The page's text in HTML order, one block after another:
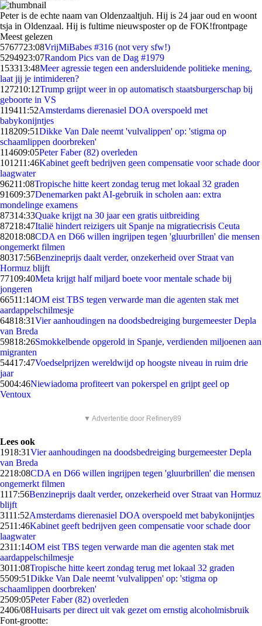
Peter is de echte naam van Oldenzaaltjuh. Hij is 24 jaar oud en woont
tsja in Oldenzaal. Hij is fultime nieuwsposter op de FOK!frontpage
Meest gelezen
5767723:08VrijMiBabes #316 (not very sfw!)
5294923:07Random Pics van de Dag #1979
153313:48Meer agressie tegen een andersluidende politieke mening,
laat jij je intimideren?
127210:12Trump grijpt weer in op automatisch staatsburgerschap bij
geboorte in VS
119411:52Amsterdams dierenasiel DOA overspoeld met
babykonijntjes
118209:51Dikke Van Dale neemt 'vulvalippen' op: 'stigma op
schaamlippen doorbreken'
114609:05Peter Faber (82) overleden
101211:46Kabinet geeft bedrijven geen compensatie voor schade door
laagwater
96211:08Tropische hitte keert zondag terug met lokaal 32 graden
91609:37Denemarken pakt AI-gebruik in scholen aan: extra
mondelinge examens
87314:33Quake krijgt na 30 jaar een gratis uitbreiding
87218:47Italië hindert reizigers uit Spanje na migratiecrisis Ceuta
82018:08CDA en D66 willen ingrijpen tegen 'gluurbrillen' die mensen
ongemerkt filmen
80317:56Benzineprijs daalt verder, onzekerheid over Straat van
Hormuz blijft
77109:40Meta krijgt half miljard boete voor mentale schade bij
jongeren
66511:14OM eist TBS tegen verwarde man die agenten stak met
aardappelschilmesje
64818:31Vier aanhoudingen na doodsbedreiging burgemeester Depla
van Breda
59818:26Smokkelbende opgerold in Spanje, verdienden miljoenen aan
migranten
54417:47Voedselprijzen wereldwijd op hoogste niveau in ruim drie
jaar
5004:46Niewiadoma profiteert van pokerspel en grijpt geel op
Ventoux
▼ Advertentie door Refinery89
Lees ook
1918:31Vier aanhoudingen na doodsbedreiging burgemeester Depla
van Breda
2218:08CDA en D66 willen ingrijpen tegen 'gluurbrillen' die mensen
ongemerkt filmen
1117:56Benzineprijs daalt verder, onzekerheid over Straat van Hormuz
blijft
3111:52Amsterdams dierenasiel DOA overspoeld met babykonijntjes
2511:46Kabinet geeft bedrijven geen compensatie voor schade door
laagwater
2311:14OM eist TBS tegen verwarde man die agenten stak met
aardappelschilmesje
3011:08Tropische hitte keert zondag terug met lokaal 32 graden
5509:51Dikke Van Dale neemt 'vulvalippen' op: 'stigma op
schaamlippen doorbreken'
2509:05Peter Faber (82) overleden
2406/08Huisarts per direct uit vak gezet om ernstig alcoholmisbruik
Font-grootte: